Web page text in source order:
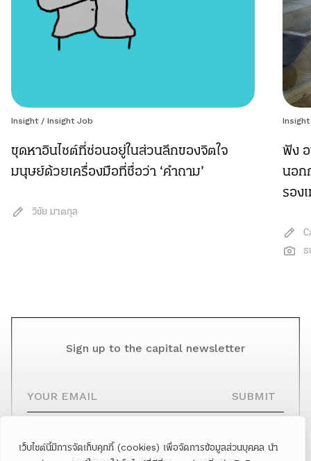
เว็บไซต์นี้มีการจัดเก็บคุกกี้ (cookies) เพื่อจัดการข้อมูลส่วนบุคคล นำ
Insight / Insight Job
ขุดหาอินไซต์ที่ซ่อนอยู่ในส่วนลึกของจิตใจ
มนุษย์ด้วยเครื่องมือที่ชื่อว่า ‘คำถาม’
วิชัย มาตกุล
Insight
ฟัง
นอก
รอง
Sign up to the capital newsletter
SUBMIT